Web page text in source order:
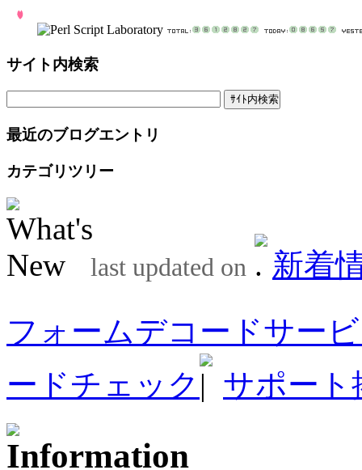
サイト内検索
最近のブログエントリ
カテゴリツリー
last updated on
新着
フォームデコードサー
ードチェック
サポート